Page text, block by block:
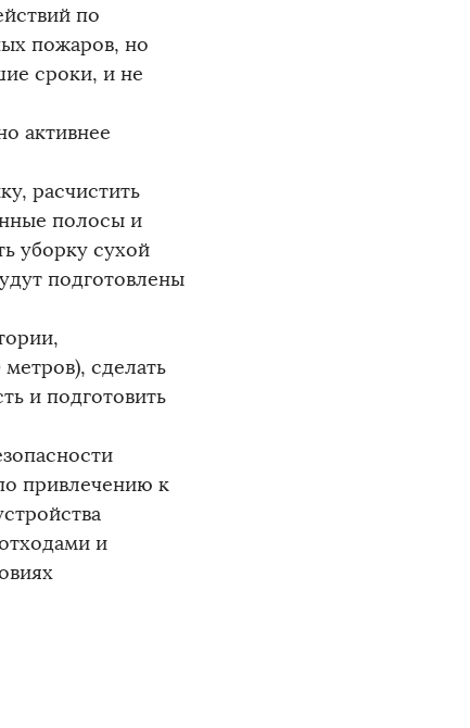
по
пожаров, но
сроки, и не
активнее
расчистить
полосы и
уборку сухой
подготовлены
сделать
и подготовить
привлечению к
и